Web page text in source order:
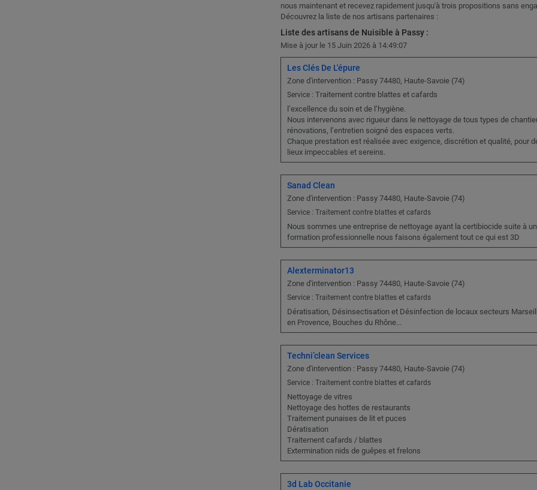
nous maintenant et recevez rapidement jusqu'à trois propositions sans
Découvrez la liste de nos artisans partenaires :
Liste des artisans de Nuisible à Passy :
Mise à jour le 15 Juin 2026 à 14:49:07
Les Clés De L'épure
Zone d'intervention : Passy 74480, Haute-Savoie (74)
Service : Traitement contre blattes et cafards
l’excellence du soin et de l’hygiène.
Nous intervenons avec rigueur dans le nettoyage de tous types de
rénovations, l’entretien soigné des espaces verts.
Chaque prestation est réalisée avec exigence, discrétion et qualité, pour
lieux impeccables et sereins.
Sanad Clean
Zone d'intervention : Passy 74480, Haute-Savoie (74)
Service : Traitement contre blattes et cafards
Nous sommes une entreprise de nettoyage ayant la certibiocide suite à
formation professionnelle nous faisons également tout ce qui est 3D
Alexterminator13
Zone d'intervention : Passy 74480, Haute-Savoie (74)
Service : Traitement contre blattes et cafards
Dératisation, Désinsectisation et Désinfection de locaux secteurs
en Provence, Bouches du Rhône...
Techni’clean Services
Zone d'intervention : Passy 74480, Haute-Savoie (74)
Service : Traitement contre blattes et cafards
Nettoyage de vitres
Nettoyage des hottes de restaurants
Traitement punaises de lit et puces
Dératisation
Traitement cafards / blattes
Extermination nids de guêpes et frelons
3d Lab Occitanie